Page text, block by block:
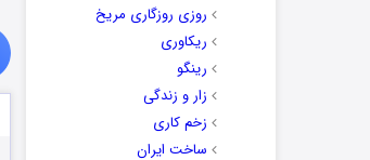
روزی روزگاری مریخ
ریکاوری
رینگو
زار و زندگی
زخم کاری
ساخت ایران